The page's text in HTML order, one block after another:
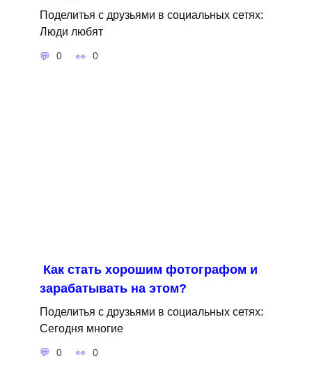
Поделитья с друзьями в социальных сетях:
Люди любят
0 0
Как стать хорошим фотографом и
зарабатывать на этом?
Поделитья с друзьями в социальных сетях:
Сегодня многие
0 0